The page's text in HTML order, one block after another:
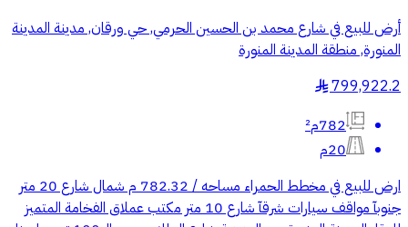
أرض للبيع في شارع محمد بن الحسين الحرمي, حي ورقان, مدينة المدينة
المنورة, منطقة المدينة المنورة
799,922.2
§
782م²
20م
ارض للبيع في مخطط الحمراء مساحه / 782.32 م شمال شارع 20 متر
جنوبآ مواقف سيارات شرقآ شارع 10 متر مكتب عملاق الفخامة المتميز